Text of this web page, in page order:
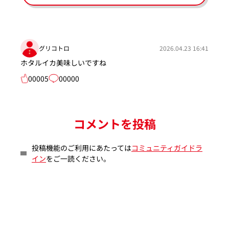
グリコトロ 2026.04.23 16:41
ホタルイカ美味しいですね
00005
00000
コメントを投稿
投稿機能のご利用にあたってはコミュニティガイドラ
インをご一読ください。